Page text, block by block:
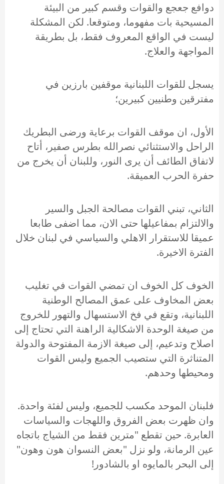
دوافع جعجع والقوات وقسم كبير من البيئة
المسيحية بات مفهوما، ومتوقعا. لكن المشكلة
ليست في الواقع المعروف فقط، بل بطريقة
المواجهة والعلاج.
يسجل للقوات اللبنانية موقفين بارزين في
مفترقين وطنيين كبيرين؛
الأول، ان موقف القوات برعاية ورضى البطريك
الراحل والاستثنائي نصرالله بطرس صفير، أتاح
لاتفاق الطائف أن يرى النور، وللبنان أن يخرج من
حفرة الحرب العميقة.
الثاني، تبني القوات مصالحة الجبل والسير
والالتزام بمفاعيلها حتى الان، مما اضفى طابعا
عميقا للاستقرار الاهلي والسياسي في لبنان خلال
الفترة الاخيرة.
الخوف كل الخوف ان تمضي القوات في تغليب
بعض المخاوف على عمق المصالح الوطنية
اللبنانية، وتقع في فخ الاستسهال والتهور للخروج
من صيغة الوحدة الاشكالية الراهنة التي تحتاج إلى
اصلاح وتدعيم، إلى صيغة الازمة المفتوحة والدولة
المتناثرة التي ستصيب الجميع وليس القوات
ومحيطها وحدهم.
فلبنان الموحد مكسب للجميع، وليس لفئة واحدة.
وان ظهرت بعض الفروق واللهجات والسياسات
العابرة. حين تقطع "مترين فقط من الشياج باتجاه
عين الرمانة، ولو نزل "بعض النسوان هون وهون"
إلى البحر بالمايوه او بالشادور!